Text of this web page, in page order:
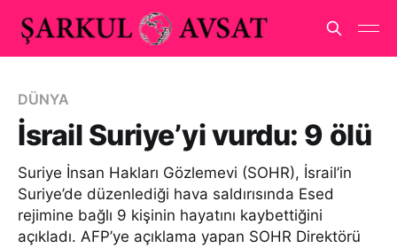
DÜNYA
İsrail Suriye’yi vurdu: 9 ölü
Suriye İnsan Hakları Gözlemevi (SOHR), İsrail’in
Suriye’de düzenlediği hava saldırısında Esed
rejimine bağlı 9 kişinin hayatını kaybettiğini
açıkladı. AFP’ye açıklama yapan SOHR Direktörü